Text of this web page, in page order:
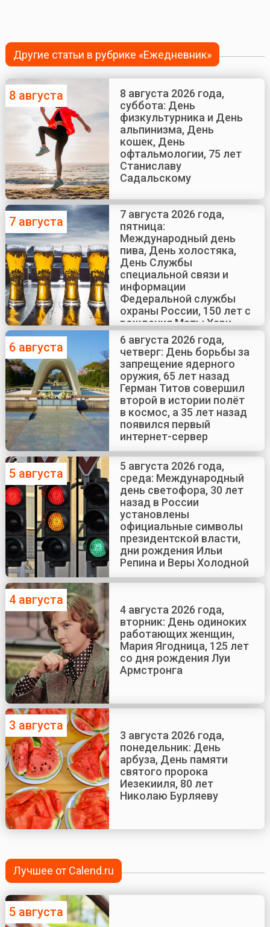
Другие статьи в рубрике «Ежедневник»
8 августа
8 августа 2026 года,
суббота: День
физкультурника и День
альпинизма, День
кошек, День
офтальмологии, 75 лет
Станиславу
Садальскому
7 августа
7 августа 2026 года,
пятница:
Международный день
пива, День холостяка,
День Службы
специальной связи и
информации
Федеральной службы
охраны России, 150 лет с
рождения Маты Хари
6 августа
6 августа 2026 года,
четверг: День борьбы за
запрещение ядерного
оружия, 65 лет назад
Герман Титов совершил
второй в истории полёт
в космос, а 35 лет назад
появился первый
интернет-сервер
5 августа
5 августа 2026 года,
среда: Международный
день светофора, 30 лет
назад в России
установлены
официальные символы
президентской власти,
дни рождения Ильи
Репина и Веры Холодной
4 августа
4 августа 2026 года,
вторник: День одиноких
работающих женщин,
Мария Ягодница, 125 лет
со дня рождения Луи
Армстронга
3 августа
3 августа 2026 года,
понедельник: День
арбуза, День памяти
святого пророка
Иезекииля, 80 лет
Николаю Бурляеву
Лучшее от Calend.ru
5 августа